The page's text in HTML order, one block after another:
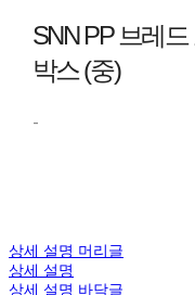
SNN PP 브레
박스 (중)
-
상세 설명 머리글
상세 설명
상세 설명 바닥글